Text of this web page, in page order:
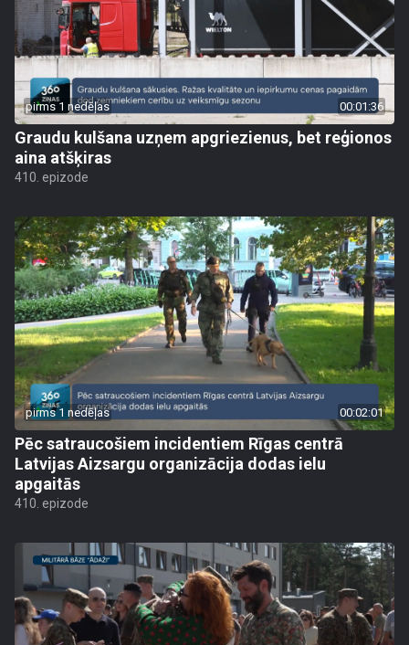
pirms 1 nedēļas 00:01:36
Graudu kulšana uzņem apgriezienus, bet reģionos
aina atšķiras
410. epizode
pirms 1 nedēļas 00:02:01
Pēc satraucošiem incidentiem Rīgas centrā
Latvijas Aizsargu organizācija dodas ielu
apgaitās
410. epizode